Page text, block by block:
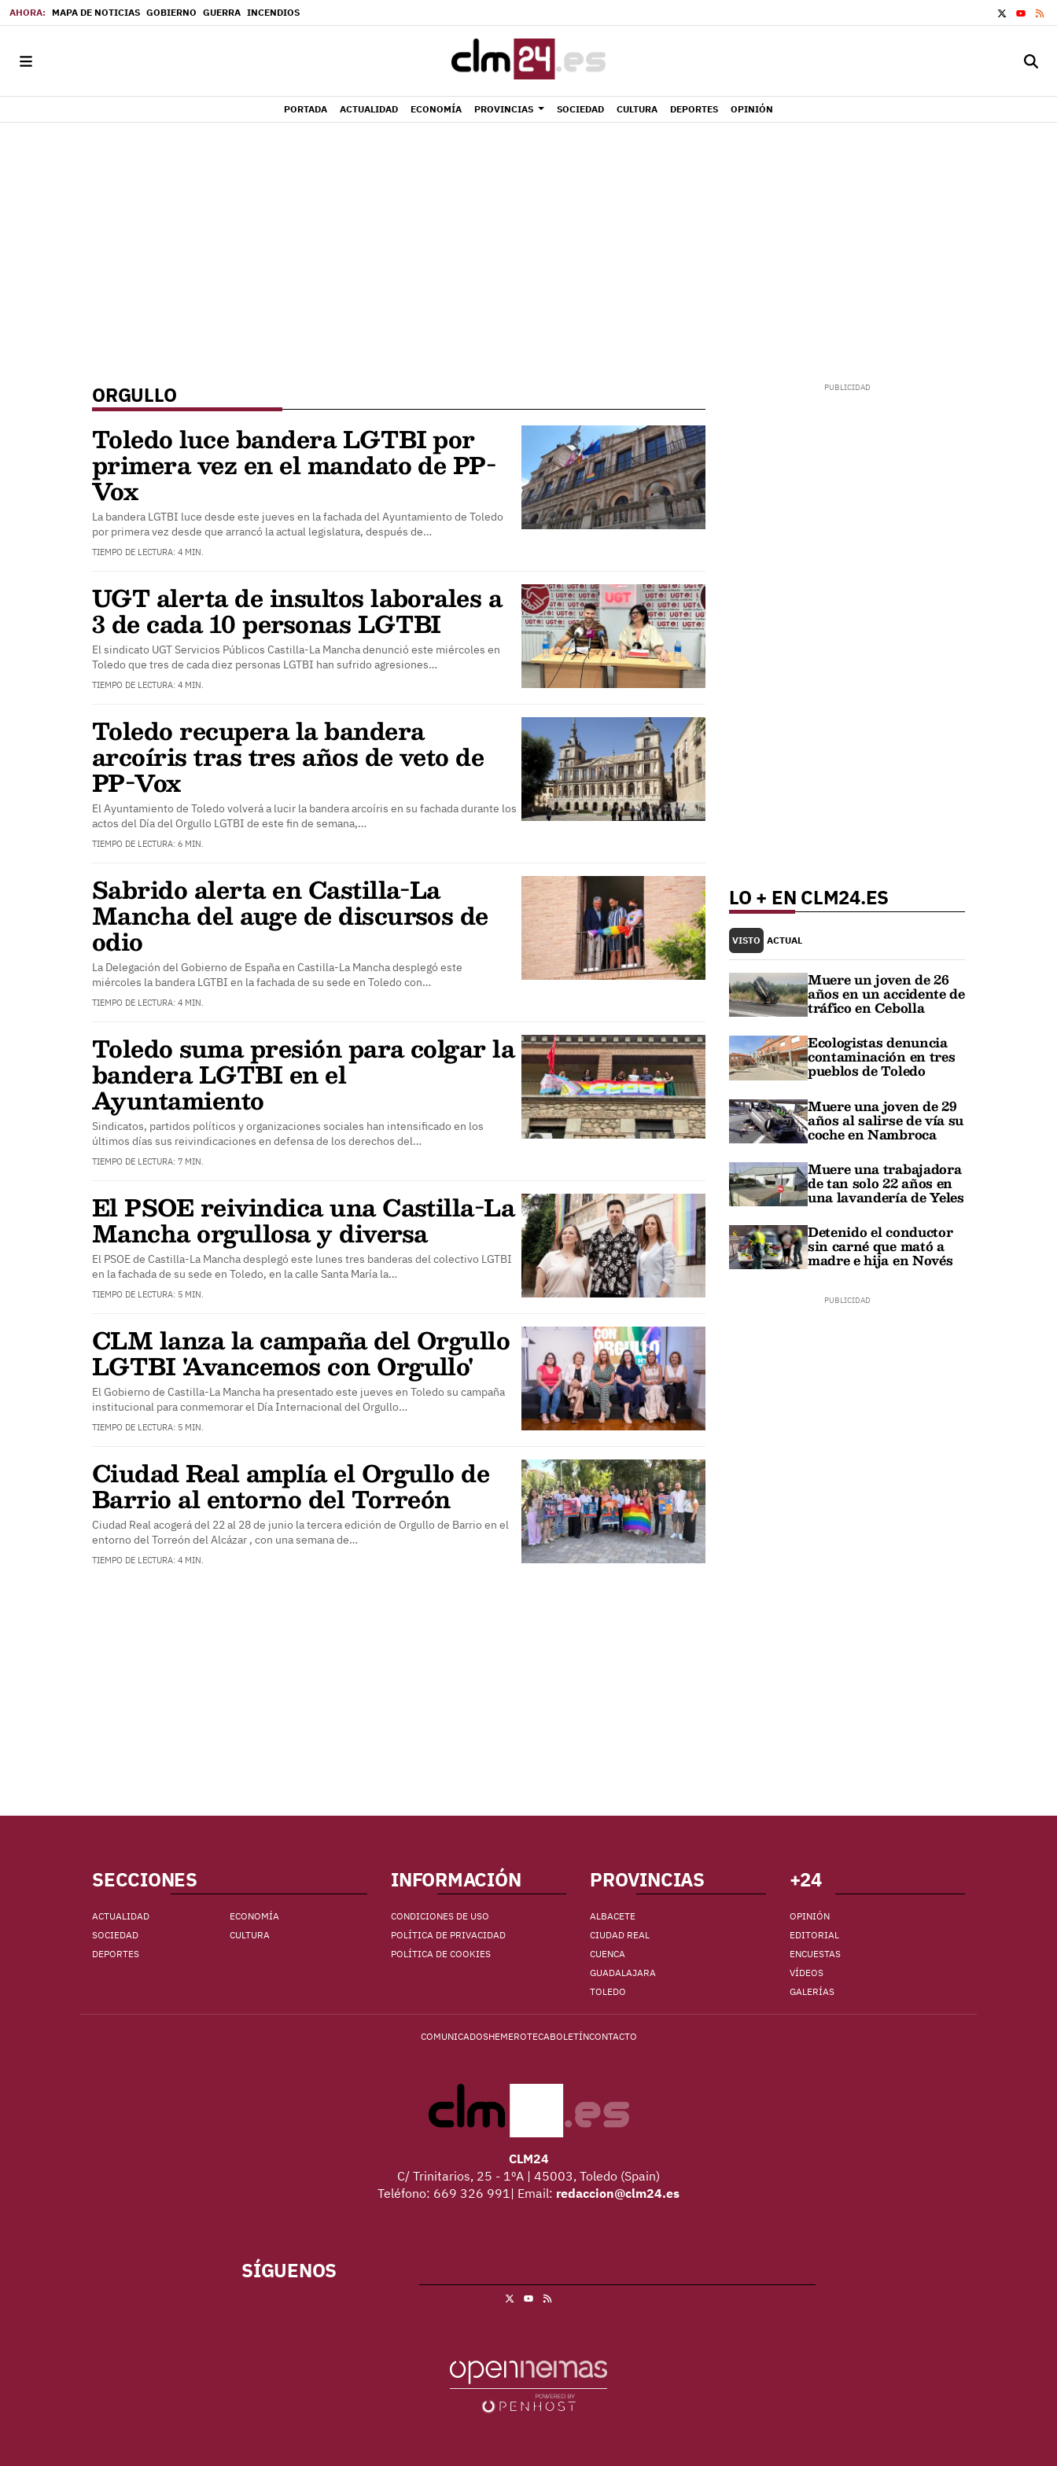
MAPA DE NOTICIAS GOBIERNO GUERRA INCENDIOS
YOUTUBE
PORTADA ACTUALIDAD ECONOMÍA PROVINCIAS SOCIEDAD CULTURA DEPORTES OPINIÓN
ORGULLO
Toledo luce bandera LGTBI por
primera vez en el mandato de PP-
Vox
La bandera LGTBI luce desde este jueves en la fachada del Ayuntamiento de Toledo
por primera vez desde que arrancó la actual legislatura, después de…
TIEMPO DE LECTURA: 4 MIN.
UGT alerta de insultos laborales a
3 de cada 10 personas LGTBI
El sindicato UGT Servicios Públicos Castilla-La Mancha denunció este miércoles en
Toledo que tres de cada diez personas LGTBI han sufrido agresiones…
TIEMPO DE LECTURA: 4 MIN.
Toledo recupera la bandera
arcoíris tras tres años de veto de
PP-Vox
El Ayuntamiento de Toledo volverá a lucir la bandera arcoíris en su fachada durante los
actos del Día del Orgullo LGTBI de este fin de semana,…
TIEMPO DE LECTURA: 6 MIN.
Sabrido alerta en Castilla-La
Mancha del auge de discursos de
odio
La Delegación del Gobierno de España en Castilla-La Mancha desplegó este
miércoles la bandera LGTBI en la fachada de su sede en Toledo con…
TIEMPO DE LECTURA: 4 MIN.
Toledo suma presión para colgar la
bandera LGTBI en el
Ayuntamiento
Sindicatos, partidos políticos y organizaciones sociales han intensificado en los
últimos días sus reivindicaciones en defensa de los derechos del…
TIEMPO DE LECTURA: 7 MIN.
El PSOE reivindica una Castilla-La
Mancha orgullosa y diversa
El PSOE de Castilla-La Mancha desplegó este lunes tres banderas del colectivo LGTBI
en la fachada de su sede en Toledo, en la calle Santa María la…
TIEMPO DE LECTURA: 5 MIN.
CLM lanza la campaña del Orgullo
LGTBI 'Avancemos con Orgullo'
El Gobierno de Castilla-La Mancha ha presentado este jueves en Toledo su campaña
institucional para conmemorar el Día Internacional del Orgullo…
TIEMPO DE LECTURA: 5 MIN.
Ciudad Real amplía el Orgullo de
Barrio al entorno del Torreón
Ciudad Real acogerá del 22 al 28 de junio la tercera edición de Orgullo de Barrio en el
entorno del Torreón del Alcázar , con una semana de…
TIEMPO DE LECTURA: 4 MIN.
LO + EN CLM24.ES
VISTO ACTUAL
Muere un joven de 26
años en un accidente de
tráfico en Cebolla
Ecologistas denuncia
contaminación en tres
pueblos de Toledo
Muere una joven de 29
años al salirse de vía su
coche en Nambroca
Muere una trabajadora
de tan solo 22 años en
una lavandería de Yeles
Detenido el conductor
sin carné que mató a
madre e hija en Novés
SECCIONES
ACTUALIDAD
ECONOMÍA
SOCIEDAD
CULTURA
DEPORTES
INFORMACIÓN
CONDICIONES DE USO
POLÍTICA DE PRIVACIDAD
POLÍTICA DE COOKIES
PROVINCIAS
ALBACETE
CIUDAD REAL
CUENCA
GUADALAJARA
TOLEDO
+24
OPINIÓN
EDITORIAL
ENCUESTAS
VÍDEOS
GALERÍAS
COMUNICADOSHEMEROTECABOLETÍNCONTACTO
CLM24
C/ Trinitarios, 25 - 1ºA | 45003, Toledo (Spain)
Teléfono: 669 326 991| Email: redaccion@clm24.es
SÍGUENOS